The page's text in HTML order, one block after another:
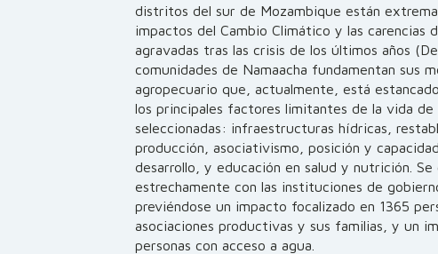
distritos del sur de Mozambique están
impactos del Cambio Climático y las carencias
agravadas tras las crisis de los últimos años
comunidades de Namaacha fundamentan sus
agropecuario que, actualmente, está
los principales factores limitantes de la vida de
seleccionadas: infraestructuras hídricas,
producción, asociativismo, posición y
desarrollo, y educación en salud y nutrición.
estrechamente con las instituciones de
previéndose un impacto focalizado en 1365
asociaciones productivas y sus familias, y un
personas con acceso a agua.